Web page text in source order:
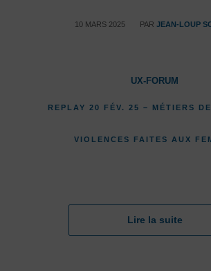
10 MARS 2025
/ PARJEAN-LOUP
UX-FORUM
REPLAY 20 FÉV. 25 – MÉTIERS
VIOLENCES FAITES AUX
Lire la suite